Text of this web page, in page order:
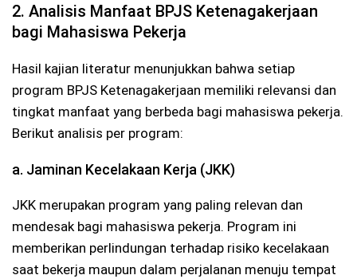
2. Analisis Manfaat BPJS Ketenagakerjaan
bagi Mahasiswa Pekerja
Hasil kajian literatur menunjukkan bahwa setiap
program BPJS Ketenagakerjaan memiliki relevansi dan
tingkat manfaat yang berbeda bagi mahasiswa pekerja.
Berikut analisis per program:
a. Jaminan Kecelakaan Kerja (JKK)
JKK merupakan program yang paling relevan dan
mendesak bagi mahasiswa pekerja. Program ini
memberikan perlindungan terhadap risiko kecelakaan
saat bekerja maupun dalam perjalanan menuju tempat